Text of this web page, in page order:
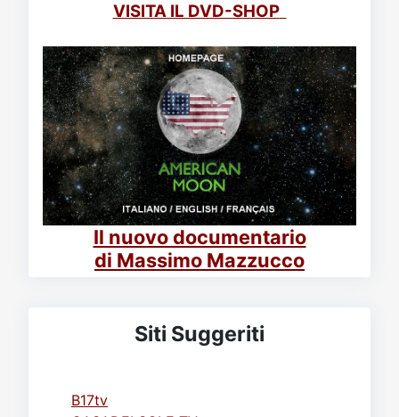
VISITA IL DVD-SHOP
Il nuovo documentario
di Massimo Mazzucco
Siti Suggeriti
B17tv